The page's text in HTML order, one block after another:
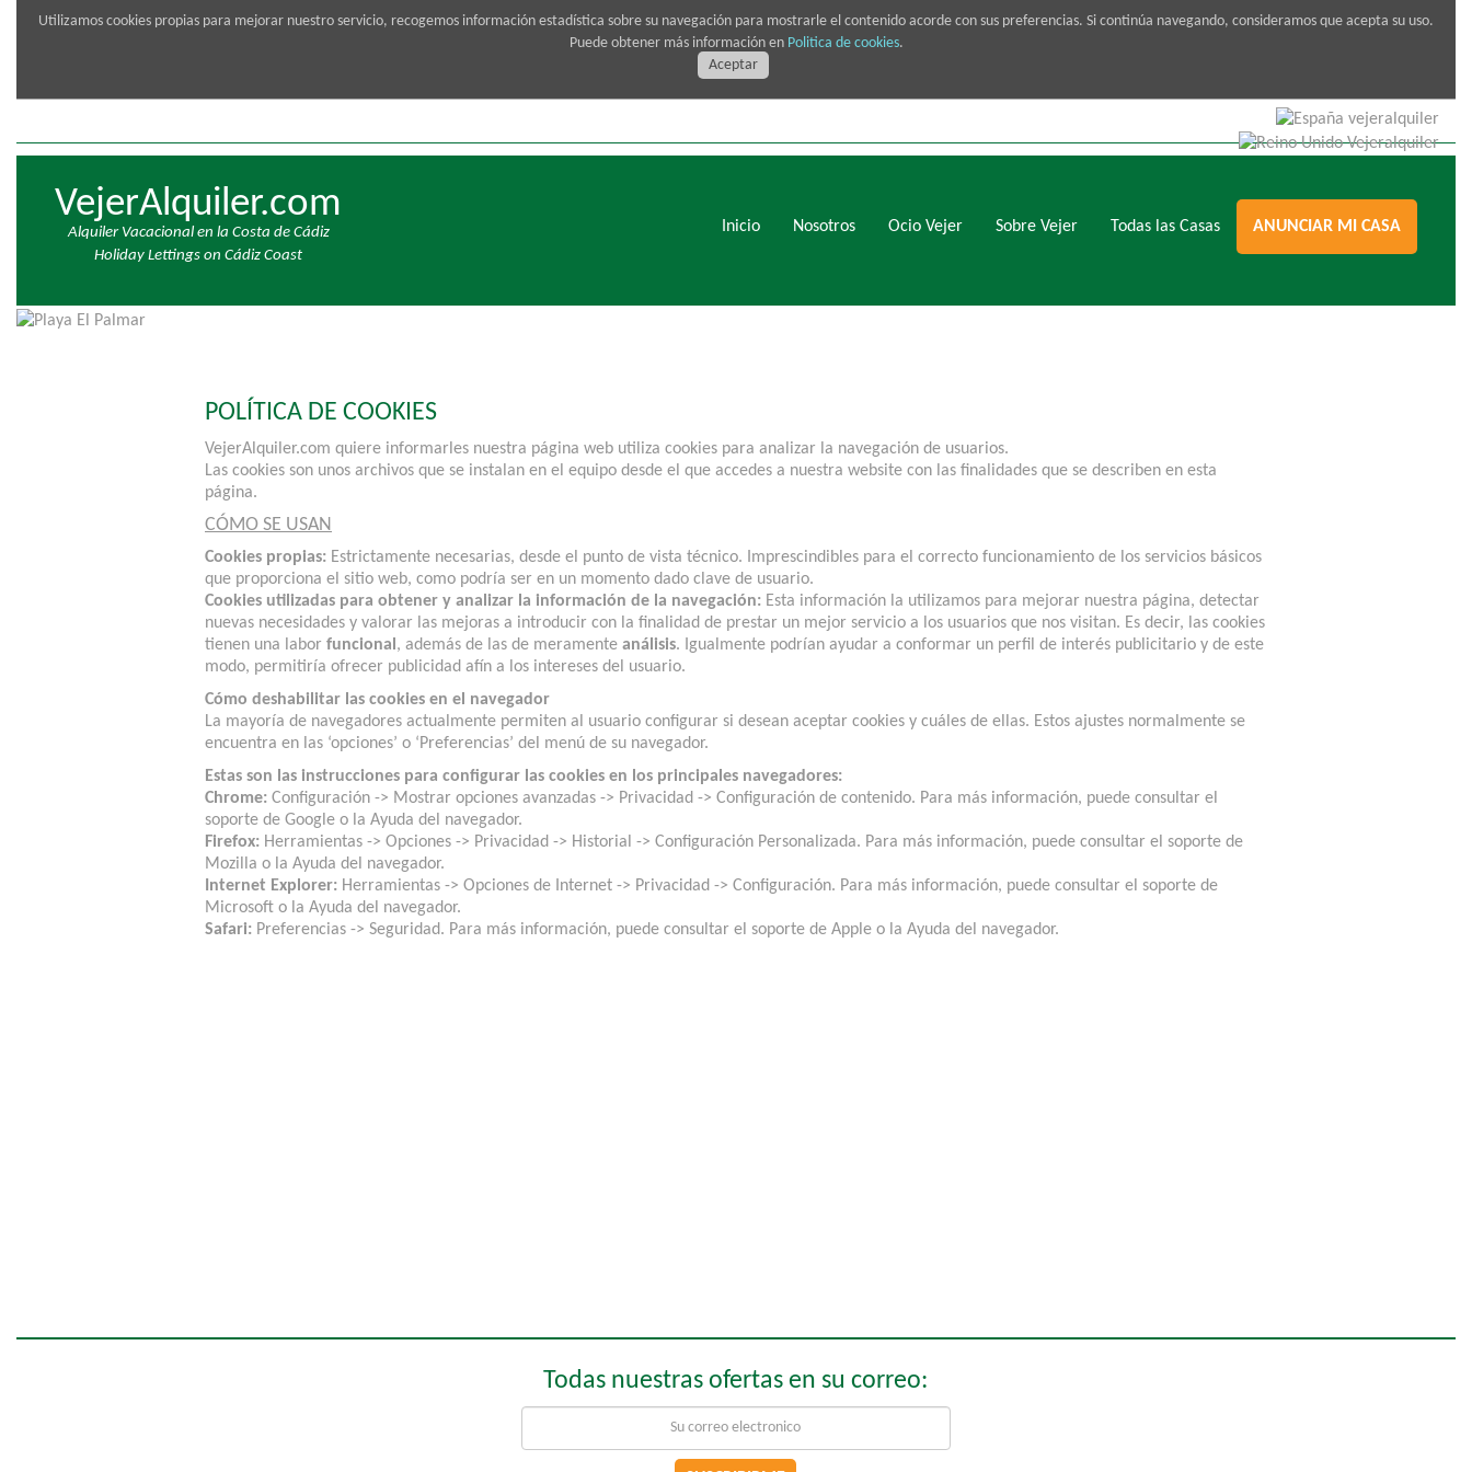
Utilizamos cookies propias para mejorar nuestro servicio, recogemos información estadística sobre su navegación para mostrarle el contenido acorde con sus preferencias. Si continúa navegando, consideramos que acepta su uso.
Puede obtener más información en Politica de cookies.
Aceptar
VejerAlquiler.com
Alquiler Vacacional en la Costa de Cádiz
Holiday Lettings on Cádiz Coast
Inicio Nosotros Ocio Vejer Sobre Vejer Todas las Casas ANUNCIAR MI CASA
POLÍTICA DE COOKIES
VejerAlquiler.com quiere informarles nuestra página web utiliza cookies para analizar la navegación de usuarios.
Las cookies son unos archivos que se instalan en el equipo desde el que accedes a nuestra website con las finalidades que se describen en esta
página.
CÓMO SE USAN
Cookies propias: Estrictamente necesarias, desde el punto de vista técnico. Imprescindibles para el correcto funcionamiento de los servicios básicos
que proporciona el sitio web, como podría ser en un momento dado clave de usuario.
Cookies utilizadas para obtener y analizar la información de la navegación: Esta información la utilizamos para mejorar nuestra página, detectar
nuevas necesidades y valorar las mejoras a introducir con la finalidad de prestar un mejor servicio a los usuarios que nos visitan. Es decir, las cookies
tienen una labor funcional , además de las de meramente análisis. Igualmente podrían ayudar a conformar un perfil de interés publicitario y de este
modo, permitiría ofrecer publicidad afín a los intereses del usuario.
Cómo deshabilitar las cookies en el navegador
La mayoría de navegadores actualmente permiten al usuario configurar si desean aceptar cookies y cuáles de ellas. Estos ajustes normalmente se
encuentra en las ‘opciones’ o ‘Preferencias’ del menú de su navegador.
Estas son las instrucciones para configurar las cookies en los principales navegadores:
Chrome: Configuración -> Mostrar opciones avanzadas -> Privacidad -> Configuración de contenido. Para más información, puede consultar el
soporte de Google o la Ayuda del navegador.
Firefox: Herramientas -> Opciones -> Privacidad -> Historial -> Configuración Personalizada. Para más información, puede consultar el soporte de
Mozilla o la Ayuda del navegador.
Internet Explorer: Herramientas -> Opciones de Internet -> Privacidad -> Configuración. Para más información, puede consultar el soporte de
Microsoft o la Ayuda del navegador.
Safari: Preferencias -> Seguridad. Para más información, puede consultar el soporte de Apple o la Ayuda del navegador.
Todas nuestras ofertas en su correo: